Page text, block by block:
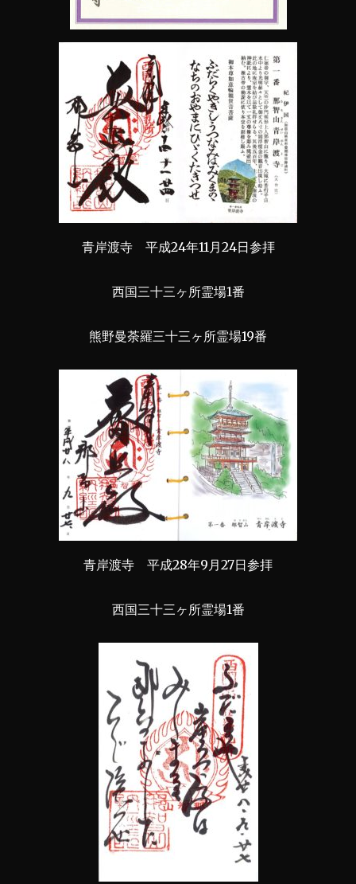
青岸渡寺 平成24年11月24日参拝
西国三十三ヶ所霊場1番
熊野曼荼羅三十三ヶ所霊場19番
青岸渡寺 平成28年9月27日参拝
西国三十三ヶ所霊場1番